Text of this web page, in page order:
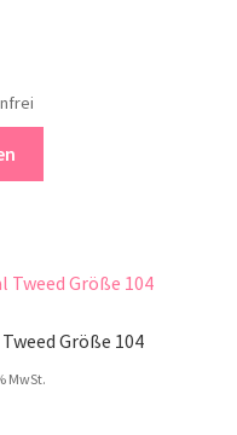
Größe 104
MwSt.